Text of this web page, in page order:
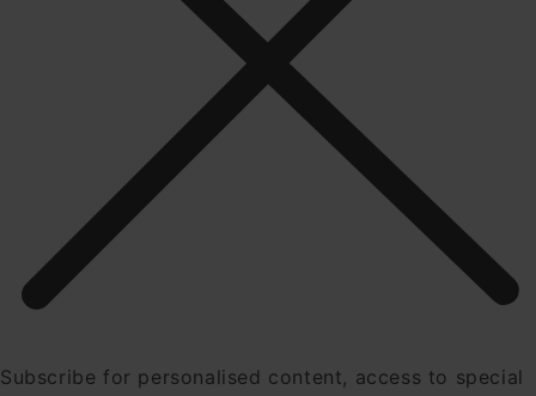
Subscribe for personalised content, access to special